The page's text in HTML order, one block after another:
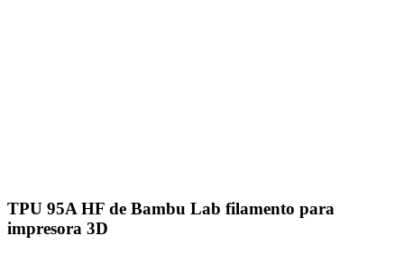
TPU 95A HF de Bambu Lab filamento para
impresora 3D